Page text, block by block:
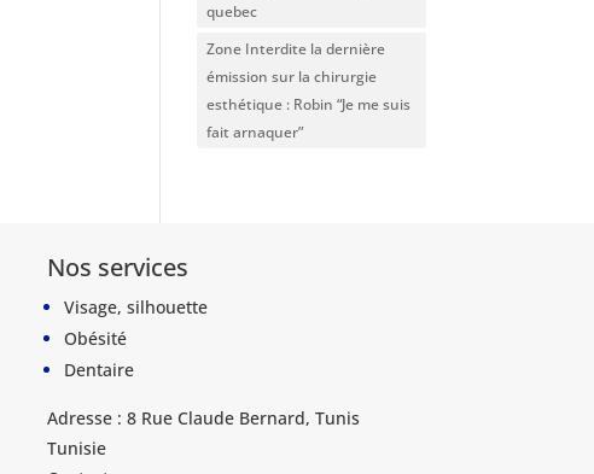
quebec
Zone Interdite la dernière
émission sur la chirurgie
esthétique : Robin “Je me suis
fait arnaquer”
Nos services
Visage, silhouette
Obésité
Dentaire
Adresse : 8 Rue Claude Bernard, Tunis
Tunisie